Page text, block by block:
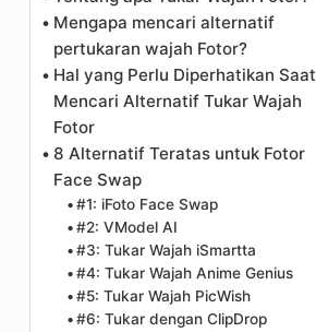
Mengapa mencari alternatif
pertukaran wajah Fotor?
Hal yang Perlu Diperhatikan Saat
Mencari Alternatif Tukar Wajah
Fotor
8 Alternatif Teratas untuk Fotor
Face Swap
#1: iFoto Face Swap
#2: VModel AI
#3: Tukar Wajah iSmartta
#4: Tukar Wajah Anime Genius
#5: Tukar Wajah PicWish
#6: Tukar dengan ClipDrop